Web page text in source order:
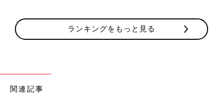
ランキングをもっと見る
関連記事